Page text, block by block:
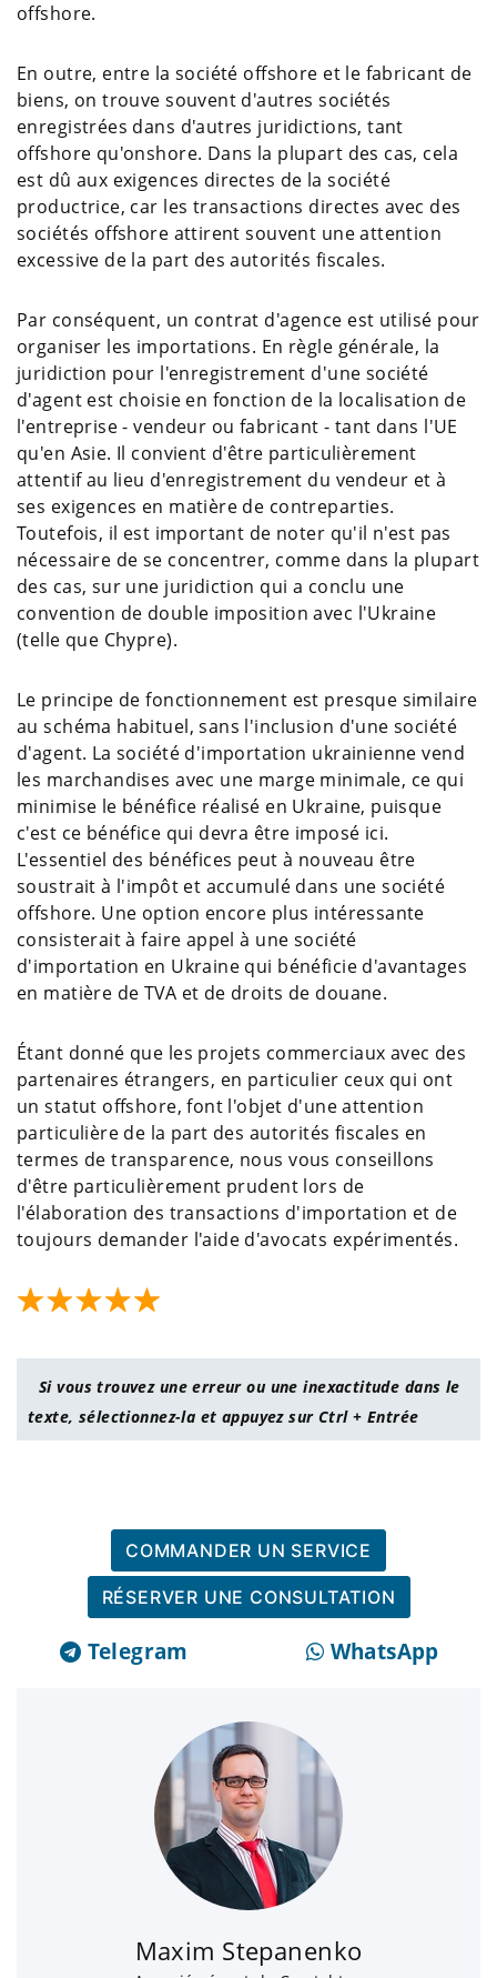
offshore.
En outre, entre la société offshore et le fabricant de
biens, on trouve souvent d'autres sociétés
enregistrées dans d'autres juridictions, tant
offshore qu'onshore. Dans la plupart des cas, cela
est dû aux exigences directes de la société
productrice, car les transactions directes avec des
sociétés offshore attirent souvent une attention
excessive de la part des autorités fiscales.
Par conséquent, un contrat d'agence est utilisé pour
organiser les importations. En règle générale, la
juridiction pour l'enregistrement d'une société
d'agent est choisie en fonction de la localisation de
l'entreprise - vendeur ou fabricant - tant dans l'UE
qu'en Asie. Il convient d'être particulièrement
attentif au lieu d'enregistrement du vendeur et à
ses exigences en matière de contreparties.
Toutefois, il est important de noter qu'il n'est pas
nécessaire de se concentrer, comme dans la plupart
des cas, sur une juridiction qui a conclu une
convention de double imposition avec l'Ukraine
(telle que Chypre).
Le principe de fonctionnement est presque similaire
au schéma habituel, sans l'inclusion d'une société
d'agent. La société d'importation ukrainienne vend
les marchandises avec une marge minimale, ce qui
minimise le bénéfice réalisé en Ukraine, puisque
c'est ce bénéfice qui devra être imposé ici.
L'essentiel des bénéfices peut à nouveau être
soustrait à l'impôt et accumulé dans une société
offshore. Une option encore plus intéressante
consisterait à faire appel à une société
d'importation en Ukraine qui bénéficie d'avantages
en matière de TVA et de droits de douane.
Étant donné que les projets commerciaux avec des
partenaires étrangers, en particulier ceux qui ont
un statut offshore, font l'objet d'une attention
particulière de la part des autorités fiscales en
termes de transparence, nous vous conseillons
d'être particulièrement prudent lors de
l'élaboration des transactions d'importation et de
toujours demander l'aide d'avocats expérimentés.
Si vous trouvez une erreur ou une inexactitude dans le
texte, sélectionnez-la et appuyez sur Ctrl + Entrée
COMMANDER UN SERVICE
RÉSERVER UNE CONSULTATION
Telegram WhatsApp
Maxim Stepanenko